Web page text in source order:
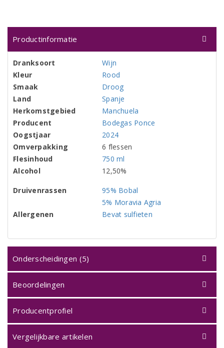
Productinformatie
Dranksoort
Wijn
Kleur
Rood
Smaak
Droog
Land
Spanje
Herkomstgebied
Manchuela
Producent
Bodegas Ponce
Oogstjaar
2024
Omverpakking
6 flessen
Flesinhoud
750 ml
Alcohol
12,50%
Druivenrassen
95% Bobal
5% Moravia Agria
Allergenen
Bevat sulfieten
Onderscheidingen (5)
Beoordelingen
Producentprofiel
Vergelijkbare artikelen